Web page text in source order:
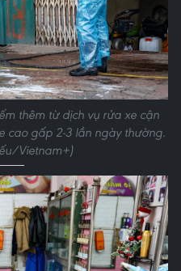
thêm từ dịch vụ rửa xe cận
cao gấp 2-3 lần ngày thường.
Vietnam+)